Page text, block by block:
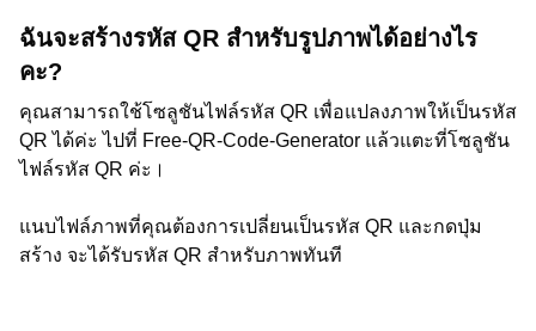
ฉันจะสร้างรหัส QR สำหรับรูปภาพได้อย่างไร
คะ?
คุณสามารถใช้โซลูชันไฟล์รหัส QR เพื่อแปลงภาพให้เป็นรหัส
QR ได้ค่ะ ไปที่ Free-QR-Code-Generator แล้วแตะที่โซลูชัน
ไฟล์รหัส QR ค่ะ।
แนบไฟล์ภาพที่คุณต้องการเปลี่ยนเป็นรหัส QR และกดปุ่ม
สร้าง จะได้รับรหัส QR สำหรับภาพทันที